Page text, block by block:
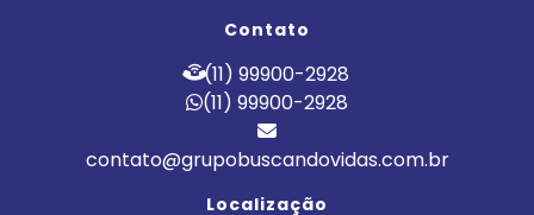
Contato
(11) 99900-2928
(11) 99900-2928
contato@grupobuscandovidas.com.br
Localização